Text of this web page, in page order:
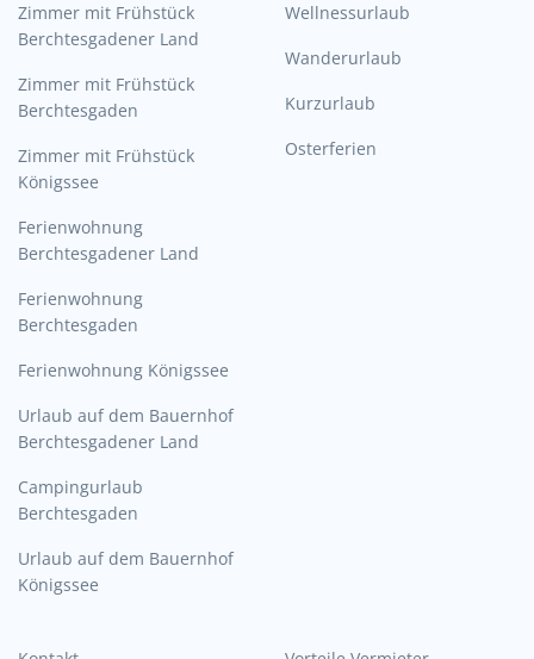
Zimmer mit Frühstück
Berchtesgadener Land
Zimmer mit Frühstück
Berchtesgaden
Zimmer mit Frühstück
Königssee
Ferienwohnung
Berchtesgadener Land
Ferienwohnung
Berchtesgaden
Ferienwohnung Königssee
Urlaub auf dem Bauernhof
Berchtesgadener Land
Campingurlaub
Berchtesgaden
Urlaub auf dem Bauernhof
Königssee
Wellnessurlaub
Wanderurlaub
Kurzurlaub
Osterferien